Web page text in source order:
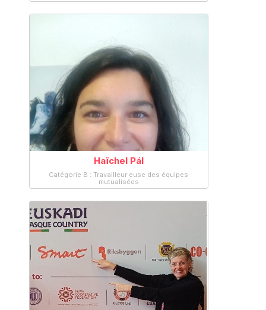
Haïchel Pál
Catégorie B : Travailleur·euse des équipes
mutualisées